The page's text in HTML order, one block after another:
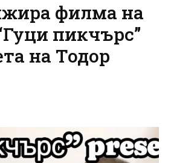
филма на
пикчърс”
на Тодор